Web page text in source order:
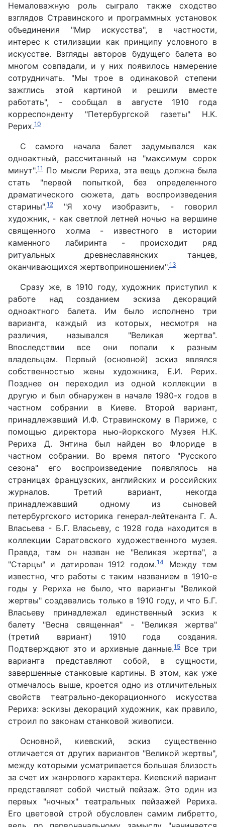
Немаловажную роль сыграло также сходство
взглядов Стравинского и программных установок
объединения "Мир искусства", в частности,
интерес к стилизации как принципу условного в
искусстве. Взгляды авторов будущего балета во
многом совпадали, и у них появилось намерение
сотрудничать. "Мы трое в одинаковой степени
зажглись этой картиной и решили вместе
работать", - сообщал в августе 1910 года
корреспонденту "Петербургской газеты" Н.К.
Рерих.10
С самого начала балет задумывался как
одноактный, рассчитанный на "максимум сорок
минут".11 По мысли Рериха, эта вещь должна была
стать "первой попыткой, без определенного
драматического сюжета, дать воспроизведения
старины".12
"Я хочу изобразить, - говорил
художник, - как светлой летней ночью на вершине
священного холма - известного в истории
каменного лабиринта - происходит ряд
ритуальных древнеславянских танцев,
оканчивающихся жертвоприношением".13
Сразу же, в 1910 году, художник приступил к
работе над созданием эскиза декораций
одноактного балета. Им было исполнено три
варианта, каждый из которых, несмотря на
различия, назывался "Великая жертва".
Впоследствии все они попали к разным
владельцам. Первый (основной) эскиз являлся
собственностью жены художника, Е.И. Рерих.
Позднее он переходил из одной коллекции в
другую и был обнаружен в начале 1980-х годов в
частном собрании в Киеве. Второй вариант,
принадлежавший И.Ф. Стравинскому в Париже, с
помощью директора нью-йоркского Музея Н.К.
Рериха Д. Энтина был найден во Флориде в
частном собрании. Во время пятого "Русского
сезона" его воспроизведение появлялось на
страницах французских, английских и российских
журналов. Третий вариант, некогда
принадлежавший одному из сыновей
петербургского историка генерал-лейтенанта Г. А.
Власьева - Б.Г. Власьеву, с 1928 года находится в
коллекции Саратовского художественного музея.
Правда, там он назван не "Великая жертва", а
"Старцы" и датирован 1912 годом.14Между тем
известно, что работы с таким названием в 1910-е
годы у Рериха не было, что варианты "Великой
жертвы" создавались только в 1910 году, и что Б.Г.
Власьеву принадлежал единственный эскиз к
балету "Весна священная" - "Великая жертва"
(третий вариант) 1910 года создания.
Подтверждают это и архивные данные.15 Все три
варианта представляют собой, в сущности,
завершенные станковые картины. В этом, как уже
отмечалось выше, кроется одно из отличительных
свойств театрально-декорационного искусства
Рериха: эскизы декораций художник, как правило,
строил по законам станковой живописи.
Основной, киевский, эскиз существенно
отличается от других вариантов "Великой жертвы",
между которыми усматривается большая близость
за счет их жанрового характера. Киевский вариант
представляет собой чистый пейзаж. Это один из
первых "ночных" театральных пейзажей Рериха.
Его цветовой строй обусловлен самим либретто,